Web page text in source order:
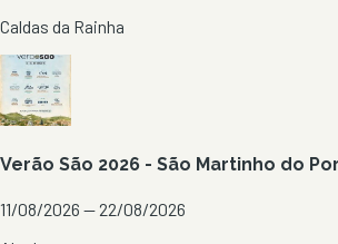
Caldas da Rainha
Verão São 2026 - São Martinho do
11/08/2026 — 22/08/2026